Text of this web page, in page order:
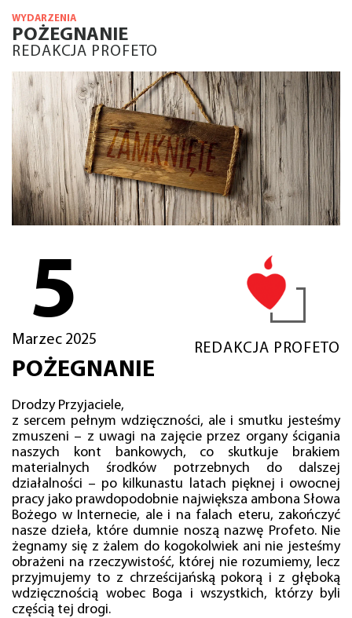
WYDARZENIA
POŻEGNANIE
REDAKCJA PROFETO
5
Marzec 2025
REDAKCJA PROFETO
POŻEGNANIE
Drodzy Przyjaciele,
z sercem pełnym wdzięczności, ale i smutku jesteśmy
zmuszeni – z uwagi na zajęcie przez organy ścigania
naszych kont bankowych, co skutkuje brakiem
materialnych środków potrzebnych do dalszej
działalności – po kilkunastu latach pięknej i owocnej
pracy jako prawdopodobnie największa ambona Słowa
Bożego w Internecie, ale i na falach eteru, zakończyć
nasze dzieła, które dumnie noszą nazwę Profeto. Nie
żegnamy się z żalem do kogokolwiek ani nie jesteśmy
obrażeni na rzeczywistość, której nie rozumiemy, lecz
przyjmujemy to z chrześcijańską pokorą i z głęboką
wdzięcznością wobec Boga i wszystkich, którzy byli
częścią tej drogi.